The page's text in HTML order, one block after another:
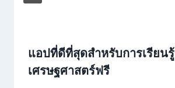
แอปที่ดีที่สุดสำหรับการเรียนรู้
เศรษฐศาสตร์ฟรี